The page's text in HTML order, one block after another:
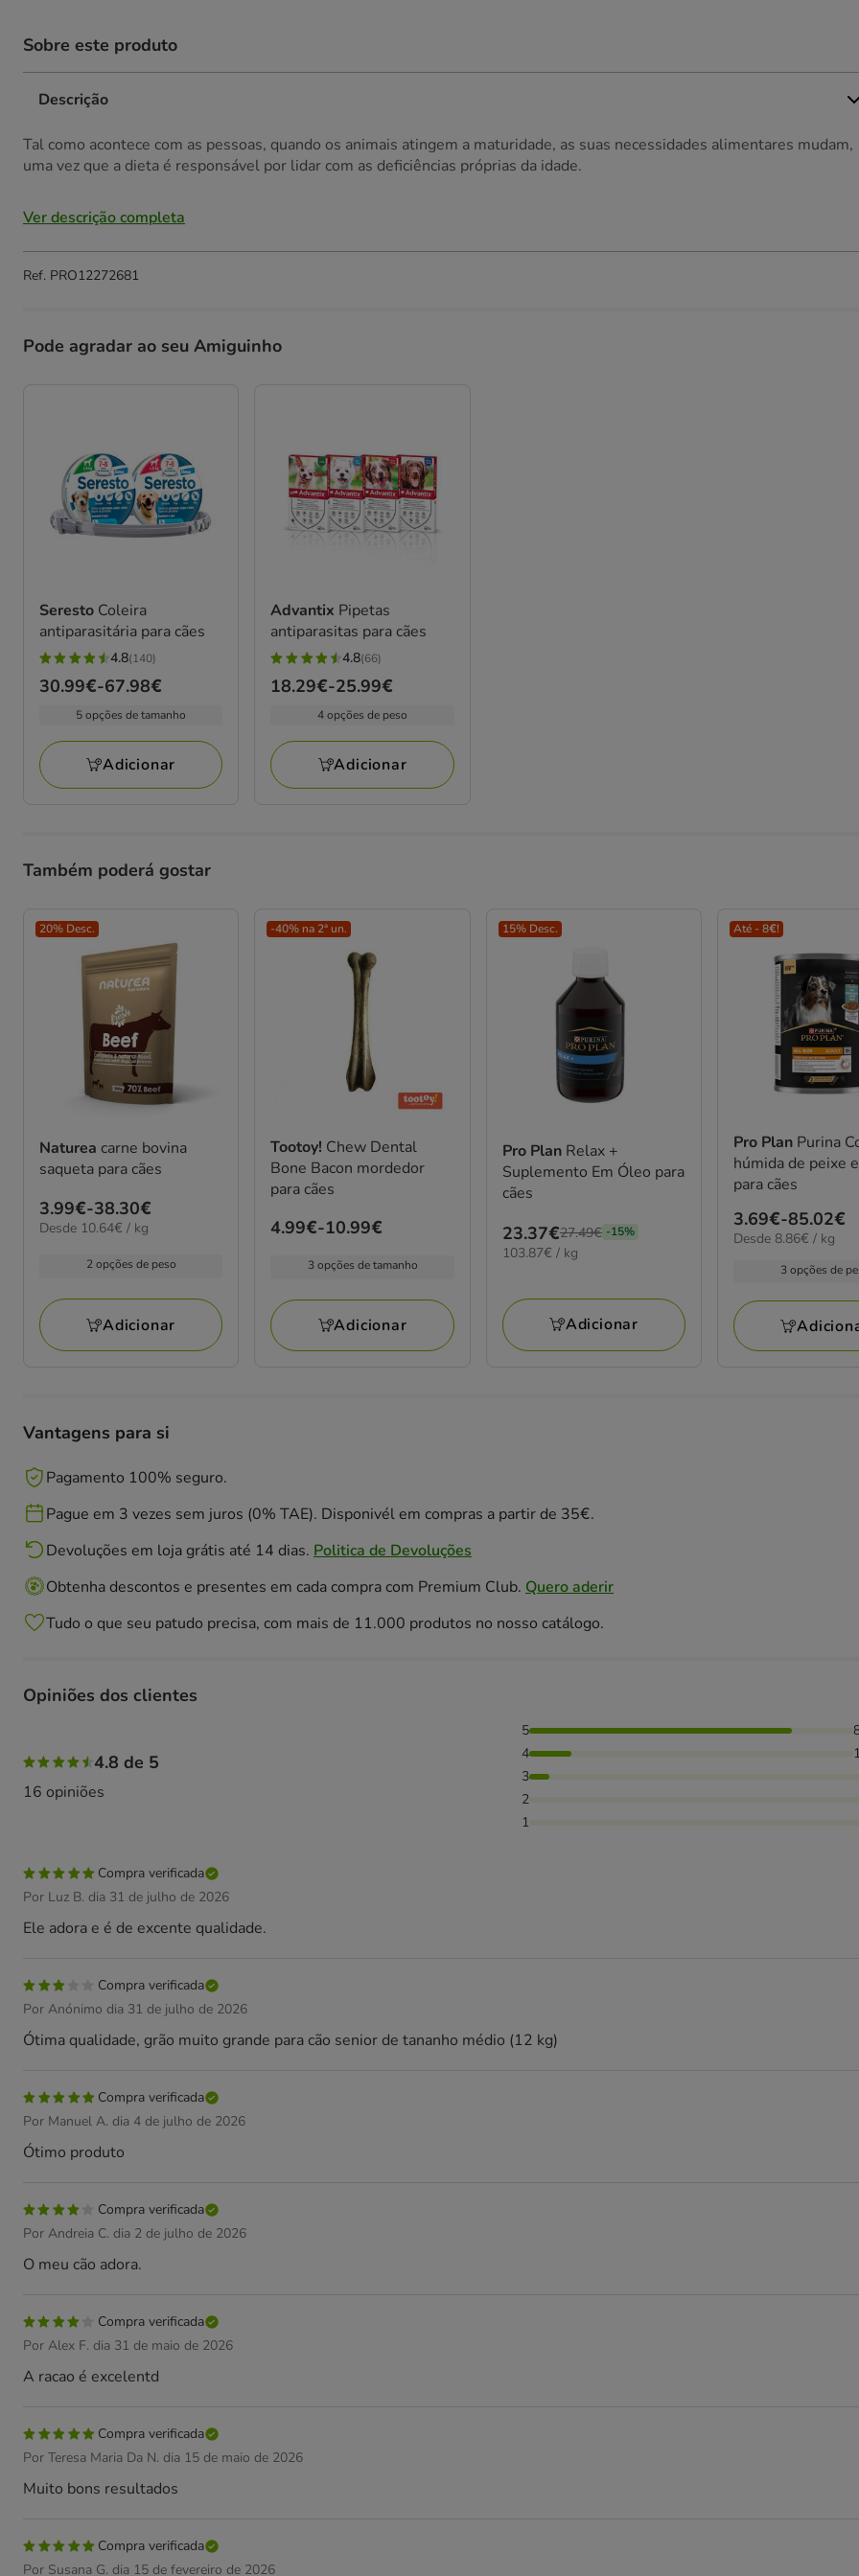
Sobre este produto
Descrição
Tal como acontece com as pessoas, quando os animais atingem a maturidade, as suas necessidades alimentares mudam,
uma vez que a dieta é responsável por lidar com as deficiências próprias da idade.
Ver descrição completa
Ref. PRO12272681
Pode agradar ao seu Amiguinho
Seresto Coleira
antiparasitária para cães
4.8
estrelas
140
avaliações
4.8(140)
Preço
a
67.98€
30.99€-67.98€
5 opções de tamanho
Adicionar
Advantix Pipetas
antiparasitas para cães
4.8
estrelas
66
avaliações
4.8(66)
Preço
a
25.99€
18.29€-25.99€
4 opções de peso
Adicionar
Também poderá gostar
20% Desc.
Naturea carne bovina
saqueta para cães
Preço
de
38.30€
3.99€-38.30€
10.64€
Desde 10.64€ / kg
2 opções de peso
Adicionar
-40% na 2ª un.
Tootoy! Chew Dental
Bone Bacon mordedor
para cães
Preço
4.99€
10.99€
4.99€-10.99€
3 opções de tamanho
Adicionar
15% Desc.
Pro Plan Relax +
Suplemento Em Óleo para
cães
Preço
anterior
está
a
poupar
23.37€27.49€ -15%
103.87€
103.87€ / kg
Adicionar
Até - 8€!
Pro Plan Purina Comida
húmida de peixe
para cães
Preço
de
85.02€
3.69€-85.02€
8.86€
Desde 8.86€ / kg
3 opções de
Vantagens para si
Pagamento 100% seguro.
Pague em 3 vezes sem juros (0% TAE). Disponivél em compras a partir de 35€.
Devoluções em loja grátis até 14 dias. Politica de Devoluções
Obtenha descontos e presentes em cada compra com Premium Club. Quero aderir
Tudo o que seu patudo precisa, com mais de 11.000 produtos no nosso catálogo.
Opiniões dos clientes
4.8 de 5
16 opiniões
81% das pessoas avaliaram com 5 estrelas, 13% das pessoas avaliaram com 4 estrelas, 6% das pessoas avaliaram com
5
4
3
2
1
Compra verificada
Por Luz B. dia 31 de julho de 2026
Ele adora e é de excente qualidade.
Compra verificada
Por Anónimo dia 31 de julho de 2026
Ótima qualidade, grão muito grande para cão senior de tananho médio (12 kg)
Compra verificada
Por Manuel A. dia 4 de julho de 2026
Ótimo produto
Compra verificada
Por Andreia C. dia 2 de julho de 2026
O meu cão adora.
Compra verificada
Por Alex F. dia 31 de maio de 2026
A racao é excelentd
Compra verificada
Por Teresa Maria Da N. dia 15 de maio de 2026
Muito bons resultados
Compra verificada
Por Susana G. dia 15 de fevereiro de 2026